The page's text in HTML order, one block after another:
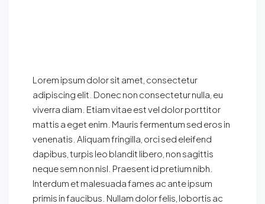
Lorem ipsum dolor sit amet, consectetur
adipiscing elit. Donec non consectetur nulla, eu
viverra diam. Etiam vitae est vel dolor porttitor
mattis a eget enim. Mauris fermentum sed eros in
venenatis. Aliquam fringilla, orci sed eleifend
dapibus, turpis leo blandit libero, non sagittis
neque sem non nisl. Praesent id pretium nibh.
Interdum et malesuada fames ac ante ipsum
primis in faucibus. Nullam dolor felis, lobortis ac